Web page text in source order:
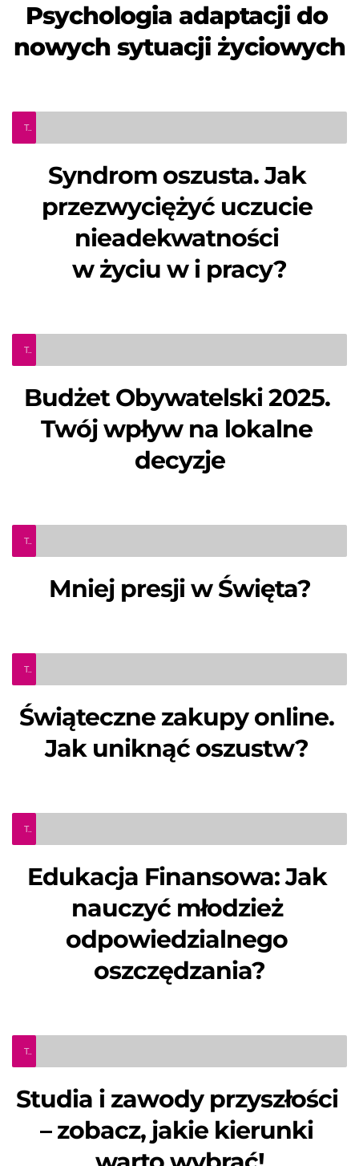
Psychologia adaptacji do
nowych sytuacji życiowych
Teleinfo Pro Civium
Syndrom oszusta. Jak
przezwyciężyć uczucie
nieadekwatności
w życiu w i pracy?
Teleinfo Pro Civium
Budżet Obywatelski 2025.
Twój wpływ na lokalne
decyzje
Teleinfo Pro Civium
Mniej presji w Święta?
Teleinfo Pro Civium
Świąteczne zakupy online.
Jak uniknąć oszustw?
Teleinfo Pro Civium
Edukacja Finansowa: Jak
nauczyć młodzież
odpowiedzialnego
oszczędzania?
Teleinfo Pro Civium
Studia i zawody przyszłości
– zobacz, jakie kierunki